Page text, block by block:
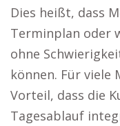
Dies heißt, dass
Terminplan oder
ohne
können. Für viele
Vorteil, dass die
Tagesablauf